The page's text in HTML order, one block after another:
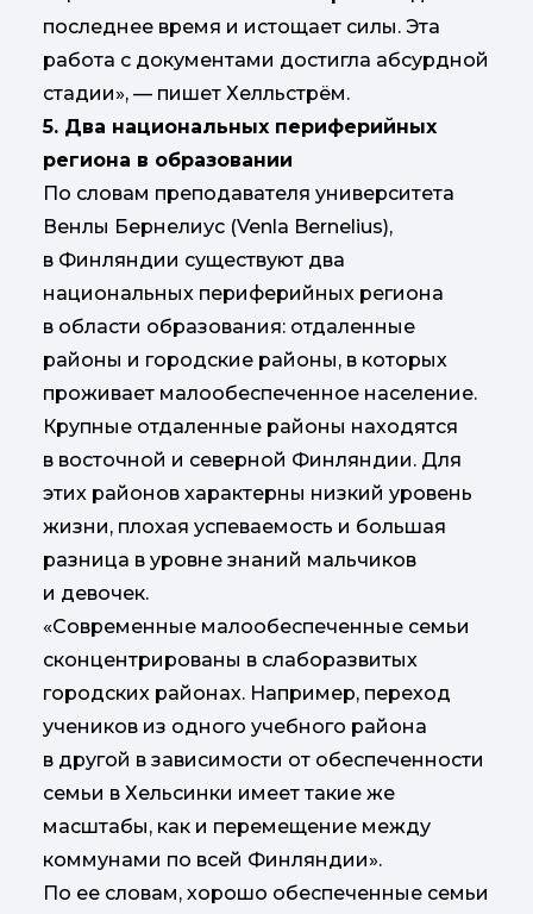
последнее время и истощает силы. Эта
работа с документами достигла абсурдной
стадии», — пишет Хелльстрём.
5. Два национальных периферийных
региона в образовании
По словам преподавателя университета
Венлы Бернелиус (Venla Bernelius),
в Финляндии существуют два
национальных периферийных региона
в области образования: отдаленные
районы и городские районы, в которых
проживает малообеспеченное население.
Крупные отдаленные районы находятся
в восточной и северной Финляндии. Для
этих районов характерны низкий уровень
жизни, плохая успеваемость и большая
разница в уровне знаний мальчиков
и девочек.
«Современные малообеспеченные семьи
сконцентрированы в слаборазвитых
городских районах. Например, переход
учеников из одного учебного района
в другой в зависимости от обеспеченности
семьи в Хельсинки имеет такие же
масштабы, как и перемещение между
коммунами по всей Финляндии».
По ее словам, хорошо обеспеченные семьи